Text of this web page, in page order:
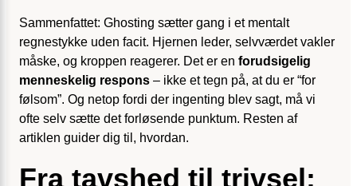
Sammenfattet: Ghosting sætter gang i et mentalt
regnestykke uden facit. Hjernen leder, selvværdet vakler
måske, og kroppen reagerer. Det er en forudsigelig
menneskelig respons – ikke et tegn på, at du er “for
følsom”. Og netop fordi der ingenting blev sagt, må vi
ofte selv sætte det forløsende punktum. Resten af
artiklen guider dig til, hvordan.
Fra tavshed til trivsel: